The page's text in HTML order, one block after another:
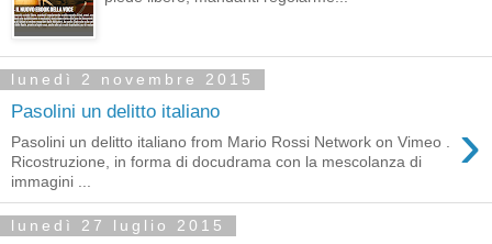
lunedì 2 novembre 2015
Pasolini un delitto italiano ›
Pasolini un delitto italiano from Mario Rossi Network on Vimeo .
Ricostruzione, in forma di docudrama con la mescolanza di
immagini ...
lunedì 27 luglio 2015